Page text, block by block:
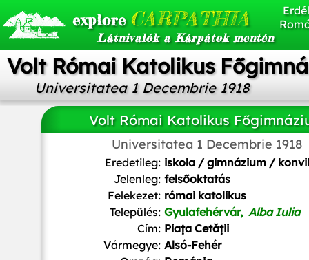
explore CARPATHIA
Látnivalók a Kárpátok mentén
Volt Római Katolikus
Universitatea 1 Decembrie 1918
Volt Római Katolikus
Universitatea 1 Decembrie 1918
Leontin l,CC BY-SA 4.0, via Wikimedia Commons
Eredetileg: iskola / gimnázium /
Jelenleg: felsőoktatás
Felekezet: római katolikus
Település: Gyulafehérvár, Alba Iulia
Cím: Piața Cetății
Vármegye: Alsó-Fehér